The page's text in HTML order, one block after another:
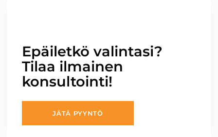
Epäiletkö valintasi?
Tilaa ilmainen
konsultointi!
JÄTÄ PYYNTÖ